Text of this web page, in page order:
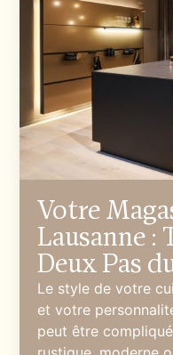
Votre
Lausanne :
Deux Pas
Le style de votre
et votre
peut être